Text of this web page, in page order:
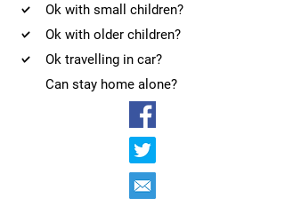
Ok with small children?
Ok with older children?
Ok travelling in car?
Can stay home alone?